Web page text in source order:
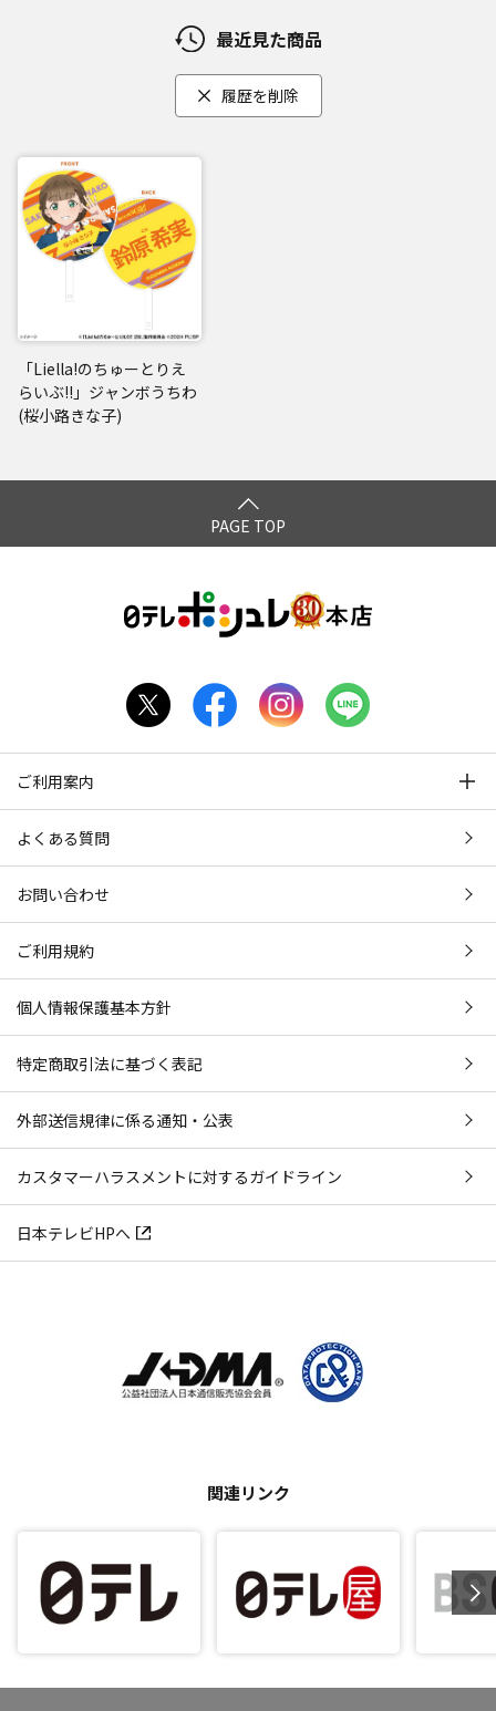
最近見た商品
履歴を削除
「Liella!のちゅーとりえ
らいぶ!!」ジャンボうちわ
(桜小路きな子)
PAGE TOP
ご利用案内
よくある質問
お問い合わせ
ご利用規約
個人情報保護基本方針
特定商取引法に基づく表記
外部送信規律に係る通知・公表
カスタマーハラスメントに対するガイドライン
日本テレビHPへ
関連リンク